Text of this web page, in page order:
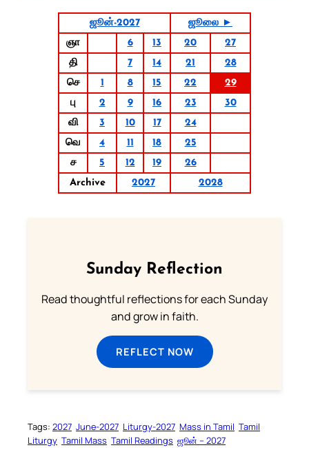
ஜூன்-2027
ஜூலை ►
ஞா
6 13 20
27
தி
7 14 21
28
செ
1 8 15 22
29
பு
2 9 16 23
30
வி
3 10 17
24
வெ
4 11 18
25
ச
5 12 19
26
Archive
2027 2028
Sunday Reflection
Read thoughtful reflections for each Sunday
and grow in faith.
REFLECT NOW
Tags: 2027 June-2027 Liturgy-2027 Mass in Tamil Tamil
Liturgy Tamil Mass Tamil Readings ஜூன் – 2027